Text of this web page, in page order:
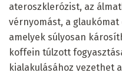
ateroszklerózist, az
vérnyomást, a
amelyek súlyosan
koffein túlzott
kialakulásához vezethet